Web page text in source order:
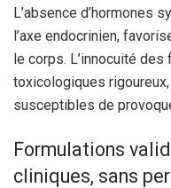
L’absence d’hormones
l’axe endocrinien,
le corps. L’innocuité
toxicologiques
susceptibles de
Formulations
cliniques, sans